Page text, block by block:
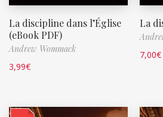
La discipline dans l’Église
(eBook PDF)
Andrew Wommack
3,99€
La
7,00€